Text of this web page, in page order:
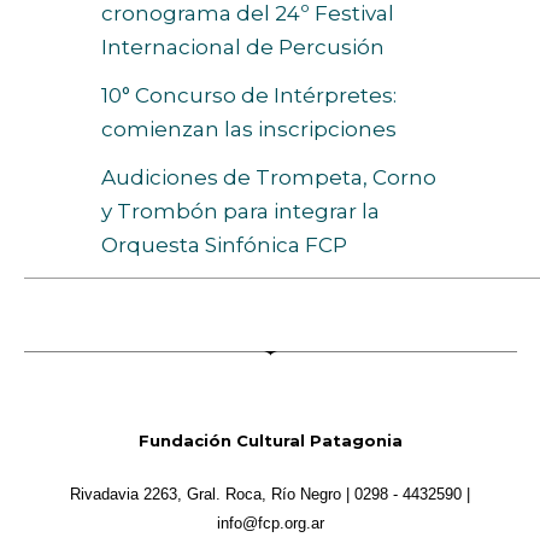
cronograma del 24º Festival
Internacional de Percusión
10° Concurso de Intérpretes:
comienzan las inscripciones
Audiciones de Trompeta, Corno
y Trombón para integrar la
Orquesta Sinfónica FCP
Fundación Cultural Patagonia
Rivadavia 2263, Gral. Roca, Río Negro | 0298 - 4432590 |
info@fcp.org.ar